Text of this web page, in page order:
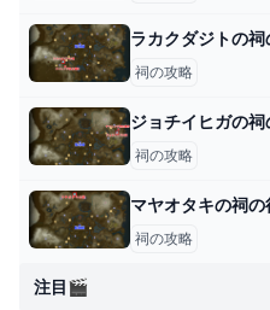
ラカクダジトの
祠の攻略
ジョチイヒガの
祠の攻略
マヤオタキの祠
祠の攻略
注目🎬